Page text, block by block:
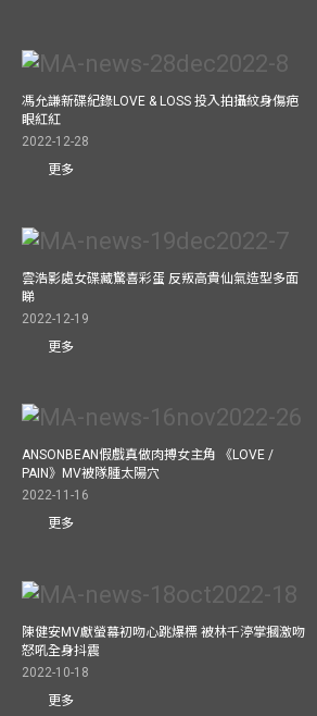
馮允謙新碟紀錄LOVE & LOSS 投入拍攝紋身傷疤
眼紅紅
2022-12-28
更多
雲浩影處女碟藏驚喜彩蛋 反叛高貴仙氣造型多面
睇
2022-12-19
更多
ANSONBEAN假戲真做肉搏女主角 《LOVE /
PAIN》MV被隊腫太陽穴
2022-11-16
更多
陳健安MV獻螢幕初吻心跳爆標 被林千渟掌摑激吻
怒吼全身抖震
2022-10-18
更多